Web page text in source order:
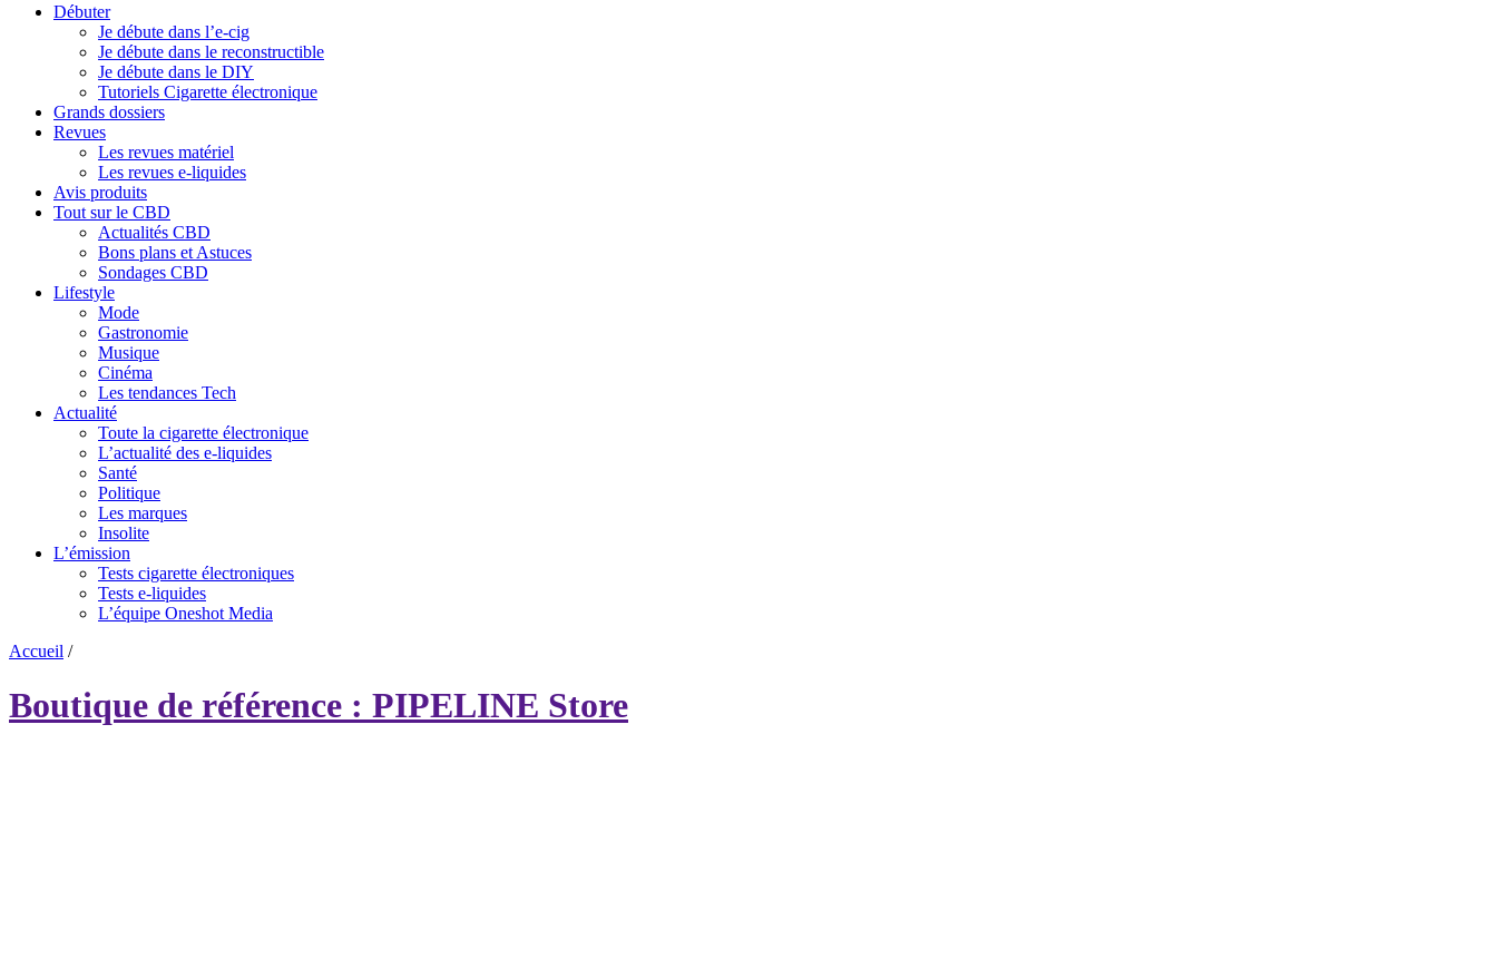
Débuter
Je débute dans l’e-cig
Je débute dans le reconstructible
Je débute dans le DIY
Tutoriels Cigarette électronique
Grands dossiers
Revues
Les revues matériel
Les revues e-liquides
Avis produits
Tout sur le CBD
Actualités CBD
Bons plans et Astuces
Sondages CBD
Lifestyle
Mode
Gastronomie
Musique
Cinéma
Les tendances Tech
Actualité
Toute la cigarette électronique
L’actualité des e-liquides
Santé
Politique
Les marques
Insolite
L’émission
Tests cigarette électroniques
Tests e-liquides
L’équipe Oneshot Media
Accueil /
Boutique de référence : PIPELINE Store